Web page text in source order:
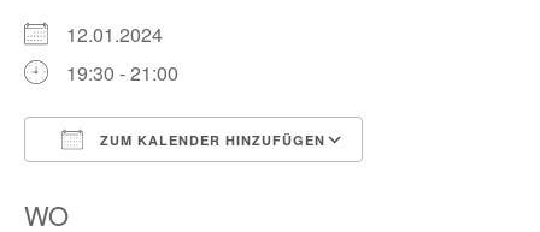
12.01.2024
19:30 - 21:00
ZUM KALENDER HINZUFÜGEN
WO